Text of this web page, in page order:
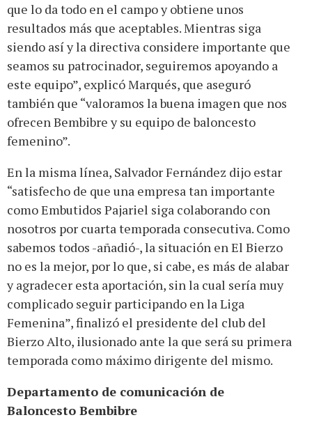
que lo da todo en el campo y obtiene unos
resultados más que aceptables. Mientras siga
siendo así y la directiva considere importante que
seamos su patrocinador, seguiremos apoyando a
este equipo”, explicó Marqués, que aseguró
también que “valoramos la buena imagen que nos
ofrecen Bembibre y su equipo de baloncesto
femenino”.
En la misma línea, Salvador Fernández dijo estar
“satisfecho de que una empresa tan importante
como Embutidos Pajariel siga colaborando con
nosotros por cuarta temporada consecutiva. Como
sabemos todos -añadió-, la situación en El Bierzo
no es la mejor, por lo que, si cabe, es más de alabar
y agradecer esta aportación, sin la cual sería muy
complicado seguir participando en la Liga
Femenina”, finalizó el presidente del club del
Bierzo Alto, ilusionado ante la que será su primera
temporada como máximo dirigente del mismo.
Departamento de comunicación de
Baloncesto Bembibre